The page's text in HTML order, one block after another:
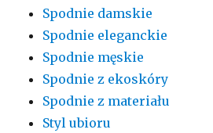
Spodnie damskie
Spodnie eleganckie
Spodnie męskie
Spodnie z ekoskóry
Spodnie z materiału
Styl ubioru